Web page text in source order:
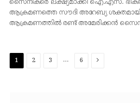
സൈനികരെ ലക്ഷ്യമാക്കി ഐ.എസ്.
ആക്രമണത്തെ സൗദി അറേബ്യ
ആക്രമണത്തിൽ രണ്ട് അമേരിക്കൻ
1 2 3 … 6 Next